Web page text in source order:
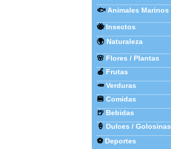
🐟 Animales Marinos
🐝 Insectos
🌍 Naturaleza
🌸 Flores / Plantas
🍎 Frutas
🥕 Verduras
🍔 Comidas
🍺 Bebidas
🍦 Dulces / Golosinas
⚽ Deportes